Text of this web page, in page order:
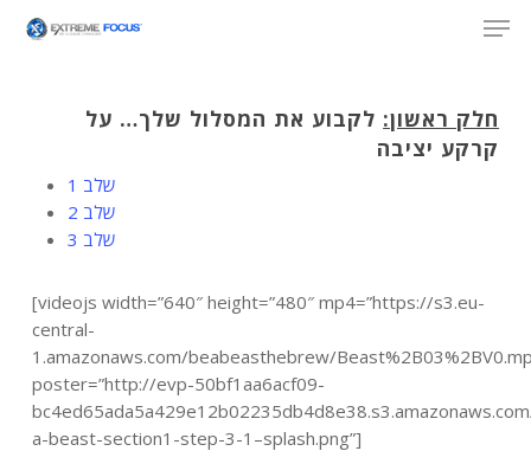
חלק ראשון: לקבוע את המסלול שלך… על
קרקע יציבה
שלב 1
שלב 2
שלב 3
[videojs width=”640″ height=”480″ mp4=”https://s3.eu-
central-
1.amazonaws.com/beabeasthebrew/
poster=”http://evp-50bf1aa6acf09-
a-beast-section1-step-3-1–splash.png”]